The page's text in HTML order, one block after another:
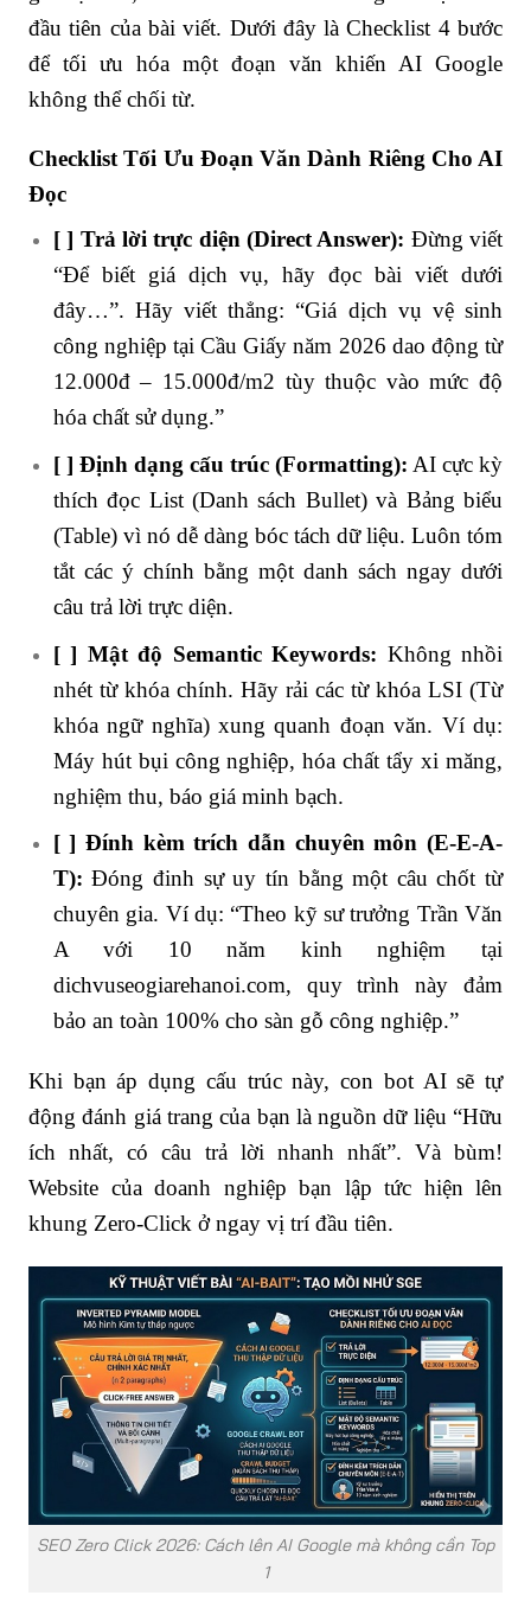
đầu tiên của bài viết. Dưới đây là Checklist 4 bước
để tối ưu hóa một đoạn văn khiến AI Google
không thể chối từ.
Checklist Tối Ưu Đoạn Văn Dành Riêng Cho AI
Đọc
[ ] Trả lời trực diện (Direct Answer): Đừng viết
“Để biết giá dịch vụ, hãy đọc bài viết dưới
đây…”. Hãy viết thẳng: “Giá dịch vụ vệ sinh
công nghiệp tại Cầu Giấy năm 2026 dao động từ
12.000đ – 15.000đ/m2 tùy thuộc vào mức độ
hóa chất sử dụng.”
[ ] Định dạng cấu trúc (Formatting): AI cực kỳ
thích đọc List (Danh sách Bullet) và Bảng biểu
(Table) vì nó dễ dàng bóc tách dữ liệu. Luôn tóm
tắt các ý chính bằng một danh sách ngay dưới
câu trả lời trực diện.
[ ] Mật độ Semantic Keywords: Không nhồi
nhét từ khóa chính. Hãy rải các từ khóa LSI (Từ
khóa ngữ nghĩa) xung quanh đoạn văn. Ví dụ:
Máy hút bụi công nghiệp, hóa chất tẩy xi măng,
nghiệm thu, báo giá minh bạch.
[ ] Đính kèm trích dẫn chuyên môn (E-E-A-
T): Đóng đinh sự uy tín bằng một câu chốt từ
chuyên gia. Ví dụ: “Theo kỹ sư trưởng Trần Văn
A với 10 năm kinh nghiệm tại
dichvuseogiarehanoi.com, quy trình này đảm
bảo an toàn 100% cho sàn gỗ công nghiệp.”
Khi bạn áp dụng cấu trúc này, con bot AI sẽ tự
động đánh giá trang của bạn là nguồn dữ liệu “Hữu
ích nhất, có câu trả lời nhanh nhất”. Và bùm!
Website của doanh nghiệp bạn lập tức hiện lên
khung Zero-Click ở ngay vị trí đầu tiên.
SEO Zero Click 2026: Cách lên AI Google mà không cần Top
1